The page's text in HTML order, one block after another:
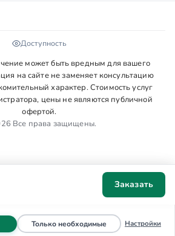
Звонок
Заказать
Доступность
может быть вредным для вашего
на сайте не заменяет консультацию
характер. Стоимость услуг
цены не являются публичной
офертой.
Все права защищены.
аналитики и персонализации. Ваше
сайт удобнее. Подробнее вПолитике
cookieТолько необходимыефайлы cookie
Настройки